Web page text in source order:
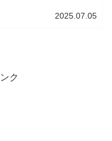
2025.07.05
ク